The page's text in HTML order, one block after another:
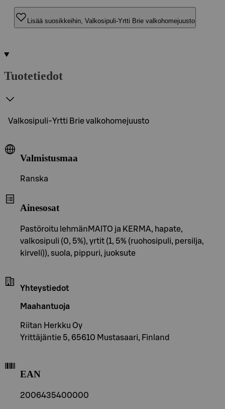
Lisää suosikkeihin, Valkosipuli-Yrtti Brie valkohomejuusto
Tuotetiedot
Valkosipuli-Yrtti Brie valkohomejuusto
Valmistusmaa
Ranska
Ainesosat
Pastöroitu lehmänMAITO ja KERMA, hapate,
valkosipuli (0, 5%), yrtit (1, 5% (ruohosipuli, persilja,
kirveli)), suola, pippuri, juoksute
Yhteystiedot
Maahantuoja
Riitan Herkku Oy
Yrittäjäntie 5, 65610 Mustasaari, Finland
EAN
2006435400000